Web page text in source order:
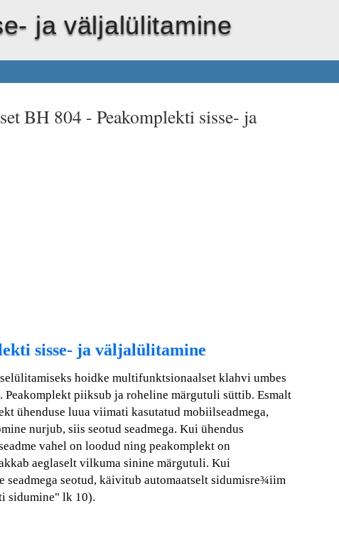
ja väljalülitamine
BH 804 - Peakomplekti sisse- ja
sisse- ja väljalülitamine
hoidke multifunktsionaalset klahvi umbes
Peakomplekt piiksub ja roheline märgutuli süttib. Esmalt
ühenduse luua viimati kasutatud mobiilseadmega,
nurjub, siis seotud seadmega. Kui ühendus
vahel on loodud ning peakomplekt on
aeglaselt vilkuma sinine märgutuli. Kui
seadmega seotud, käivitub automaatselt sidumisre¾iim
sidumine" lk 10).